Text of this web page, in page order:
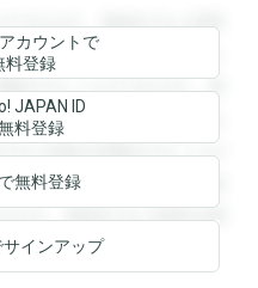
できます。登録すると回答
すると回答を閲覧すること
覧することができます。登
きます。登録すると回答を
ると回答を閲覧することが
することができます。登録
ます。登録すると回答を閲
カウントで
料登録
JAPAN ID
料登録
で無料登録
インアップ